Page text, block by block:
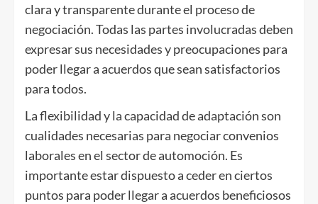
clara y transparente durante el proceso de
negociación. Todas las partes involucradas deben
expresar sus necesidades y preocupaciones para
poder llegar a acuerdos que sean satisfactorios
para todos.
La flexibilidad y la capacidad de adaptación son
cualidades necesarias para negociar convenios
laborales en el sector de automoción. Es
importante estar dispuesto a ceder en ciertos
puntos para poder llegar a acuerdos beneficiosos